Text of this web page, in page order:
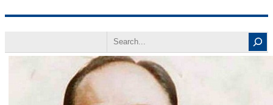
содержимому
Search